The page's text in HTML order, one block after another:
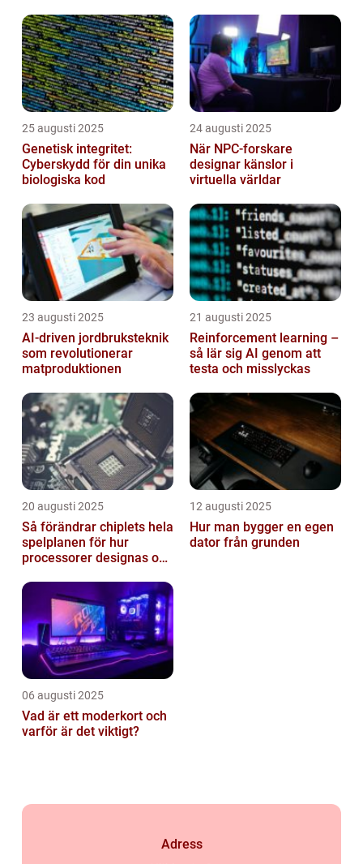
25 augusti 2025
Genetisk integritet:
Cyberskydd för din unika
biologiska kod
24 augusti 2025
När NPC-forskare
designar känslor i
virtuella världar
23 augusti 2025
AI‑driven jordbruksteknik
som revolutionerar
matproduktionen
21 augusti 2025
Reinforcement learning –
så lär sig AI genom att
testa och misslyckas
20 augusti 2025
Så förändrar chiplets hela
spelplanen för hur
processorer designas och
12 augusti 2025
Hur man bygger en egen
dator från grunden
06 augusti 2025
Vad är ett moderkort och
varför är det viktigt?
Adress